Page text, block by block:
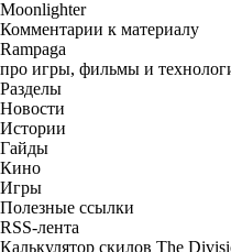
Moonlighter
Комментарии к материалу
Rampaga
про игры, фильмы и
Разделы
Новости
Истории
Гайды
Кино
Игры
Полезные ссылки
RSS-лента
Калькулятор скилов The